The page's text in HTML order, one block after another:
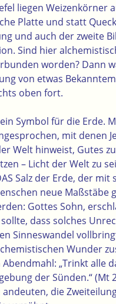
liegen Weizenkörner
Platte und statt
und auch der zweite
Sind hier
worden? Dann
von etwas
oben fort.
Symbol für die Erde.
mit denen
Welt hinweist, Gutes
– Licht der Welt zu
Salz der Erde, der
neue Maßstäbe
Gottes Sohn,
dass solches
Sinneswandel
Wunder
„Trinkt alle
der Sünden.“
die